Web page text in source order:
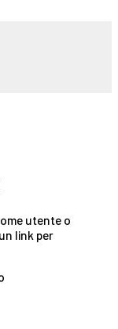
utente o
link per